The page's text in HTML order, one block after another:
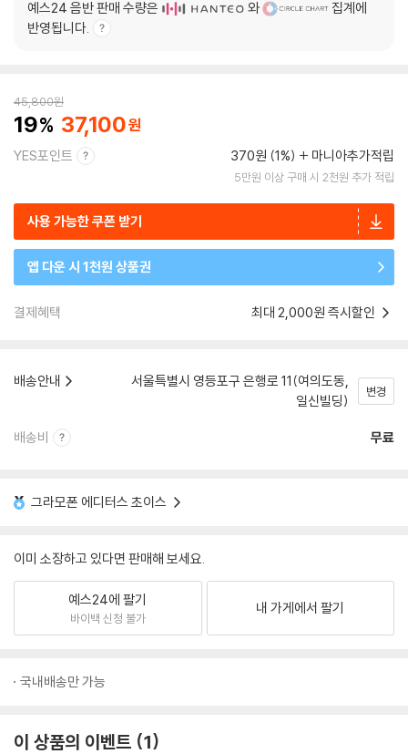
예스24 음반 판매 수량은 와
집계에
반영됩니다.
45,800원
19 37,100
YES포인트 370원 (1%) 마니아추가적립
5만원 이상 구매 시 2천원 추가 적립
사용 가능한 쿠폰 받기
앱 다운 시 1천원 상품권
결제혜택 최대 2,000원 즉시할인
배송안내
서울특별시 영등포구 은행로 11(여의도동,
일신빌딩)
변경
배송비 무료
그라모폰 에디터스 초이스
이미 소장하고 있다면 판매해 보세요.
예스24에 팔기
바이백 신청 불가
내 가게에서 팔기
국내배송만 가능
이 상품의 이벤트 1